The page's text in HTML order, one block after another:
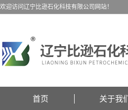
欢迎访问辽宁比逊石化科技有限公司网站！
首页 关于我们